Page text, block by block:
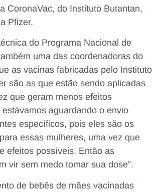
CoronaVac, do Instituto Butantan,
Pfizer.
do Programa Nacional de
uma das coordenadoras do
as vacinas fabricadas pelo Instituto
são as que estão sendo aplicadas
que geram menos efeitos
estávamos aguardando o envio
específicos, pois eles são os
essas mulheres, uma vez que
efeitos possíveis. Então as
vir sem medo tomar sua dose”.
de bebês de mães vacinadas